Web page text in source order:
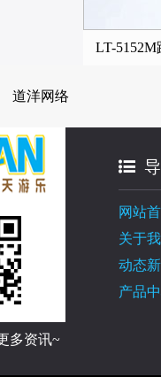
LT-
道洋网络
多资讯~
网站
关于
动态
产品